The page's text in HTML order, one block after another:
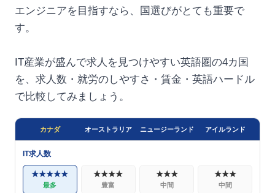
エンジニアを目指すなら、国選びがとても重要で
す。
IT産業が盛んで求人を見つけやすい英語圏の4カ国
を、求人数・就労のしやすさ・賃金・英語ハードル
で比較してみましょう。
カナダ オーストラリア ニュージーランド アイルランド
IT求人数
★★★★★
最多
★★★★
豊富
★★★
中間
★★★
中間